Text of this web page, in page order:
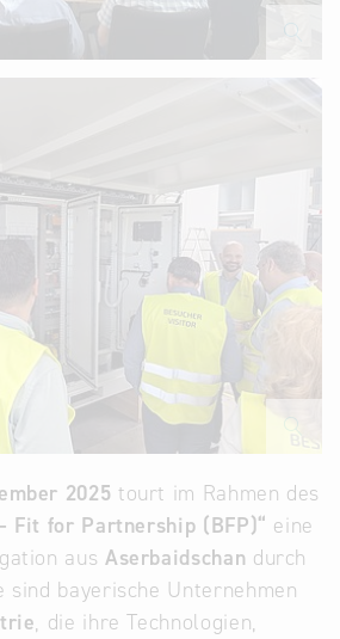
2025 tourt im Rahmen des
Fit for Partnership (BFP)“ eine
aus Aserbaidschan durch
sind bayerische Unternehmen
, die ihre Technologien,